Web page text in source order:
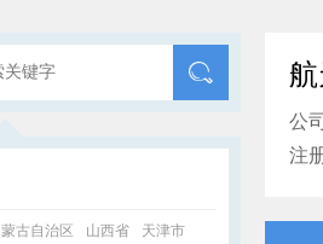
古自治区 山西省 天津市
公
注